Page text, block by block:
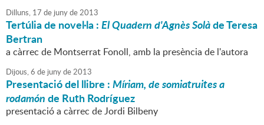
Dilluns, 17 de junyde2013
Tertúlia de novel·la :El Quadern d'Agnès Solàde Teresa
Bertran
a càrrec de Montserrat Fonoll, amb la presència de l'autora
Dijous,6 de junyde2013
Presentació del llibre :Míriam, de somiatruites a
rodamónde Ruth Rodríguez
presentació a càrrec de Jordi Bilbeny